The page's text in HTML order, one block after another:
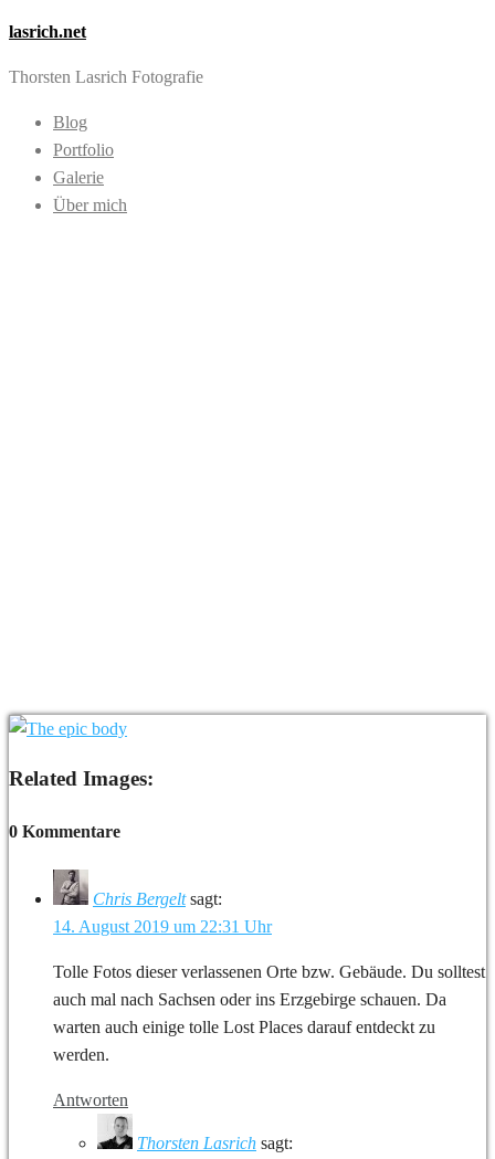
lasrich.net
Thorsten Lasrich Fotografie
Blog
Portfolio
Galerie
Über mich
Related Images:
0 Kommentare
Chris Bergelt sagt:
14. August 2019 um 22:31 Uhr
Tolle Fotos dieser verlassenen Orte bzw. Gebäude. Du solltest
auch mal nach Sachsen oder ins Erzgebirge schauen. Da
warten auch einige tolle Lost Places darauf entdeckt zu
werden.
Antworten
Thorsten Lasrich sagt: